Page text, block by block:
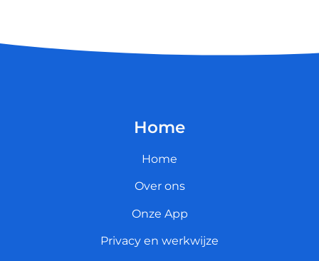
Home
Home
Over ons
Onze App
Privacy en werkwijze